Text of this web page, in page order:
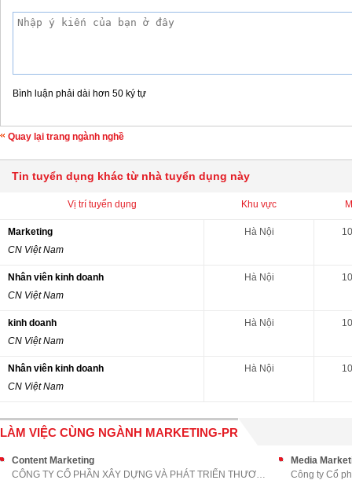
Bình luận phải dài hơn 50 ký tự
Quay lại trang ngành nghề
Tin tuyển dụng khác từ nhà tuyển dụng này
Vị trí tuyển dụng Khu vực
Marketing
CN Việt Nam
Hà Nội
Nhân viên kinh doanh
CN Việt Nam
Hà Nội
kinh doanh
CN Việt Nam
Hà Nội
Nhân viên kinh doanh
CN Việt Nam
Hà Nội
LÀM VIỆC CÙNG NGÀNH MARKETING-PR
Content Marketing
CÔNG TY CỔ PHẦN XÂY DỰNG VÀ PHÁT TRIỂN THƯƠNG MẠI
Media
Công ty Cổ